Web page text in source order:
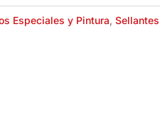
Especiales y Pintura, Sellantes